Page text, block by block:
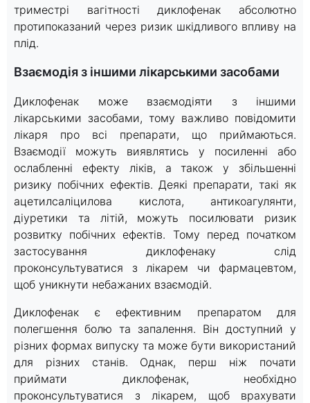
триместрі вагітності диклофенак абсолютно
протипоказаний через ризик шкідливого впливу на
плід.
Взаємодія з іншими лікарськими засобами
Диклофенак може взаємодіяти з іншими
лікарськими засобами, тому важливо повідомити
лікаря про всі препарати, що приймаються.
Взаємодії можуть виявлятись у посиленні або
ослабленні ефекту ліків, а також у збільшенні
ризику побічних ефектів. Деякі препарати, такі як
ацетилсаліцилова кислота, антикоагулянти,
діуретики та літій, можуть посилювати ризик
розвитку побічних ефектів. Тому перед початком
застосування диклофенаку слід
проконсультуватися з лікарем чи фармацевтом,
щоб уникнути небажаних взаємодій.
Диклофенак є ефективним препаратом для
полегшення болю та запалення. Він доступний у
різних формах випуску та може бути використаний
для різних станів. Однак, перш ніж почати
приймати диклофенак, необхідно
проконсультуватися з лікарем, щоб врахувати